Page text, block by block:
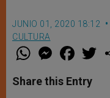
JUNIO 01, 2020 18:12
CULTURA
W
t
s
M
e
s
e
F
a
e
b
w
Share this Entry